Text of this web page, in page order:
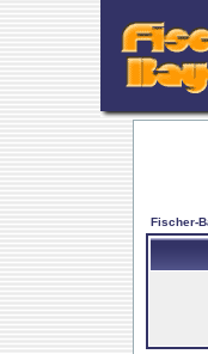
Fischer-